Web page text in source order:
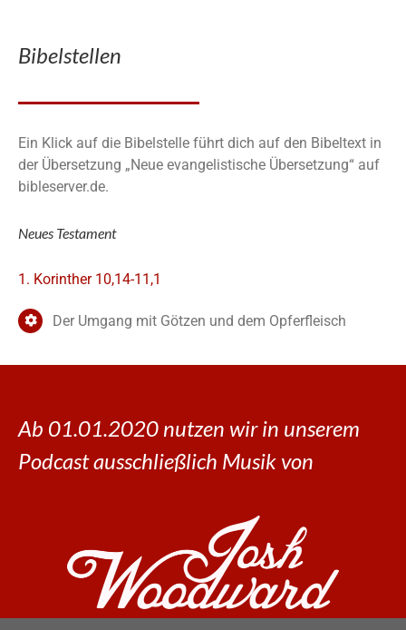
Bibelstellen
Ein Klick auf die Bibelstelle führt dich auf den Bibeltext in
der Übersetzung „Neue evangelistische Übersetzung“ auf
bibleserver.de.
Neues Testament
1. Korinther 10,14-11,1
Der Umgang mit Götzen und dem Opferfleisch
Ab 01.01.2020 nutzen wir in unserem
Podcast ausschließlich Musik von